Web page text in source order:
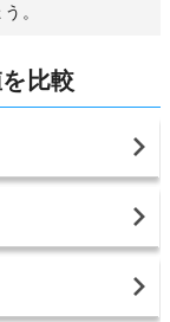
。
比較